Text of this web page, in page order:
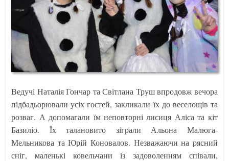
Ведучі Наталія Гончар та Світлана Труш впродовж вечора
підбадьорювали усіх гостей, закликали їх до веселощів та
розваг. А допомагали їм неповторні лисиця Аліса та кіт
Базиліо. Їх талановито зіграли Альона Малюга-
Мельникова та Юрій Коновалов. Незважаючи на рясний
сніг, маленькі ковельчани із задоволенням співали,